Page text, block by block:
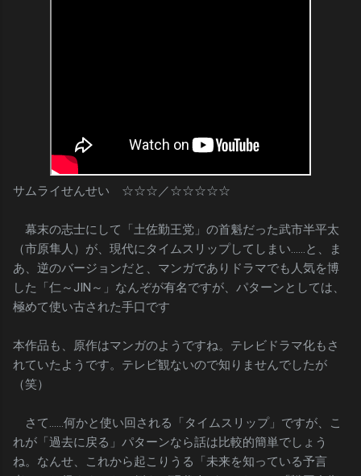
サムライせんせい ☆☆☆／☆☆☆☆☆
幕末の志士にして「土佐勤王党」の首魁だった武市半平太
（市原隼人）が、現代にタイムスリップしてしまい……と、ま
あ、逆のバージョンだと、マンガでありドラマでも人気を博
した「仁～JIN～」なんぞが有名ですが、パターンとしては、
極めて使い古された手口です
本作品も、原作はマンガのようですね。テレビドラマ化もさ
れていたようです。テレビ観ないので知りませんでしたが
（笑）
さて……何かと使い回される「タイムスリップ」ですが、こ
れが「過去に戻る」パターンなら話は比較的簡単でしょう
ね。なんせ、これから起こりうる「未来を知っている予言